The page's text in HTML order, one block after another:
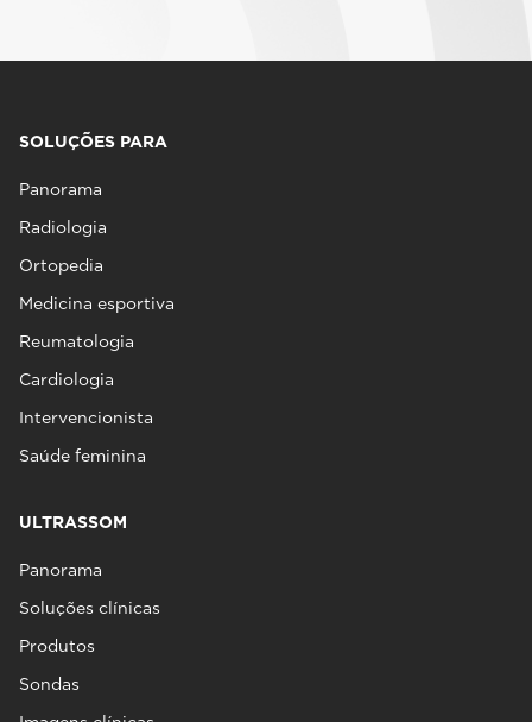
SOLUÇÕES PARA
Panorama
Radiologia
Ortopedia
Medicina esportiva
Reumatologia
Cardiologia
Intervencionista
Saúde feminina
ULTRASSOM
Panorama
Soluções clínicas
Produtos
Sondas